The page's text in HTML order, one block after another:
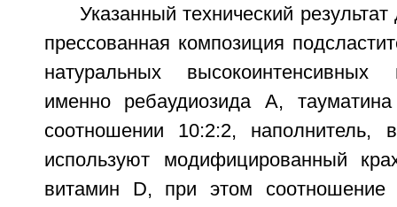
Указанный технический результат
прессованная композиция
натуральных высокоинтенсивных
именно ребаудиозида А,
соотношении 10:2:2, наполнитель,
используют модифицированный
витамин D, при этом соотношение